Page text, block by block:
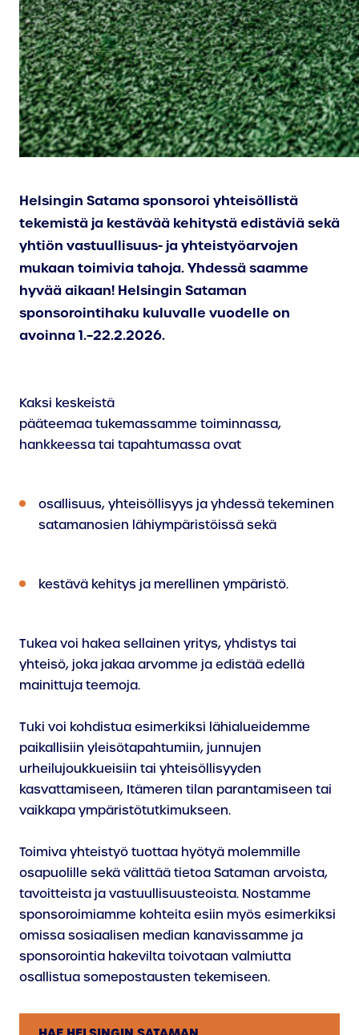
Helsingin Satama sponsoroi yhteisöllistä
tekemistä ja kestävää kehitystä edistäviä sekä
yhtiön vastuullisuus- ja yhteistyöarvojen
mukaan toimivia tahoja. Yhdessä saamme
hyvää aikaan! Helsingin Sataman
sponsorointihaku kuluvalle vuodelle on
avoinna 1.–22.2.2026.
Kaksi keskeistä
pääteemaa tukemassamme toiminnassa,
hankkeessa tai tapahtumassa ovat
osallisuus, yhteisöllisyys ja yhdessä tekeminen
satamanosien lähiympäristöissä sekä
kestävä kehitys ja merellinen ympäristö.
Tukea voi hakea sellainen yritys, yhdistys tai
yhteisö, joka jakaa arvomme ja edistää edellä
mainittuja teemoja.
Tuki voi kohdistua esimerkiksi lähialueidemme
paikallisiin yleisötapahtumiin, junnujen
urheilujoukkueisiin tai yhteisöllisyyden
kasvattamiseen, Itämeren tilan parantamiseen tai
vaikkapa ympäristötutkimukseen.
Toimiva yhteistyö tuottaa hyötyä molemmille
osapuolille sekä välittää tietoa Sataman arvoista,
tavoitteista ja vastuullisuusteoista. Nostamme
sponsoroimiamme kohteita esiin myös esimerkiksi
omissa sosiaalisen median kanavissamme ja
sponsorointia hakevilta toivotaan valmiutta
osallistua somepostausten tekemiseen.